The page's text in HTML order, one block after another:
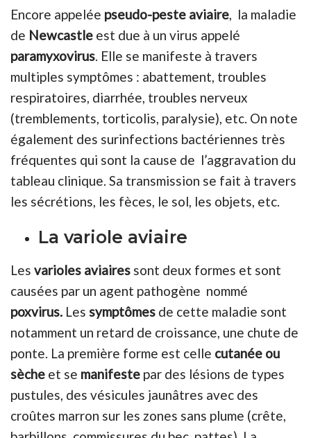
Encore appelée pseudo-peste aviaire, la maladie
de Newcastle est due à un virus appelé
paramyxovirus. Elle se manifeste à travers
multiples symptômes : abattement, troubles
respiratoires, diarrhée, troubles nerveux
(tremblements, torticolis, paralysie), etc. On note
également des surinfections bactériennes très
fréquentes qui sont la cause de l’aggravation du
tableau clinique. Sa transmission se fait à travers
les sécrétions, les fèces, le sol, les objets, etc.
La variole aviaire
Les varioles aviaires sont deux formes et sont
causées par un agent pathogène nommé
poxvirus. Les symptômes de cette maladie sont
notamment un retard de croissance, une chute de
ponte. La première forme est celle cutanée ou
sèche et se manifeste par des lésions de types
pustules, des vésicules jaunâtres avec des
croûtes marron sur les zones sans plume (crête,